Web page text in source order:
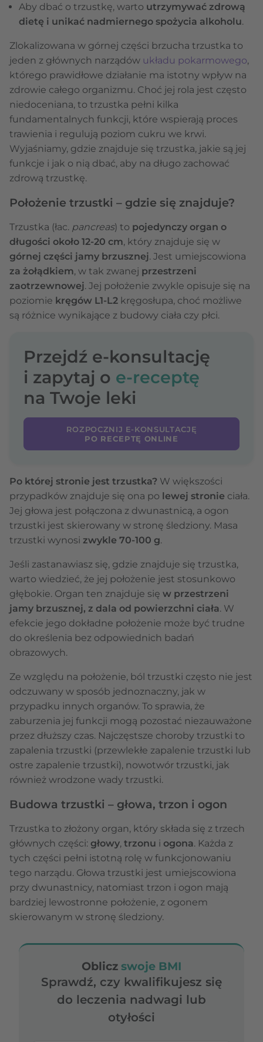
Aby dbać o trzustkę, warto utrzymywać zdrową
dietę i unikać nadmiernego spożycia alkoholu.
Zlokalizowana w górnej części brzucha trzustka to
jeden z głównych narządów układu pokarmowego,
którego prawidłowe działanie ma istotny wpływ na
zdrowie całego organizmu. Choć jej rola jest często
niedoceniana, to trzustka pełni kilka
fundamentalnych funkcji, które wspierają proces
trawienia i regulują poziom cukru we krwi.
Wyjaśniamy, gdzie znajduje się trzustka, jakie są jej
funkcje i jak o nią dbać, aby na długo zachować
zdrową trzustkę.
Położenie trzustki – gdzie się znajduje?
Trzustka (łac. pancreas) to pojedynczy organ o
długości około 12-20 cm, który znajduje się w
górnej części jamy brzusznej. Jest umiejscowiona
za żołądkiem, w tak zwanej przestrzeni
zaotrzewnowej. Jej położenie zwykle opisuje się na
poziomie kręgów L1-L2 kręgosłupa, choć możliwe
są różnice wynikające z budowy ciała czy płci.
Przejdź e-konsultację
i zapytaj o e-receptę
na Twoje leki
ROZPOCZNIJ E-KONSULTACJĘ
PO RECEPTĘ ONLINE
Po której stronie jest trzustka? W większości
przypadków znajduje się ona po lewej stronie ciała.
Jej głowa jest połączona z dwunastnicą, a ogon
trzustki jest skierowany w stronę śledziony. Masa
trzustki wynosi zwykle 70-100 g.
Jeśli zastanawiasz się, gdzie znajduje się trzustka,
warto wiedzieć, że jej położenie jest stosunkowo
głębokie. Organ ten znajduje się w przestrzeni
jamy brzusznej, z dala od powierzchni ciała. W
efekcie jego dokładne położenie może być trudne
do określenia bez odpowiednich badań
obrazowych.
Ze względu na położenie, ból trzustki często nie jest
odczuwany w sposób jednoznaczny, jak w
przypadku innych organów. To sprawia, że
zaburzenia jej funkcji mogą pozostać niezauważone
przez dłuższy czas. Najczęstsze choroby trzustki to
zapalenia trzustki (przewlekłe zapalenie trzustki lub
ostre zapalenie trzustki), nowotwór trzustki, jak
również wrodzone wady trzustki.
Budowa trzustki – głowa, trzon i ogon
Trzustka to złożony organ, który składa się z trzech
głównych części: głowy, trzonu i ogona. Każda z
tych części pełni istotną rolę w funkcjonowaniu
tego narządu. Głowa trzustki jest umiejscowiona
przy dwunastnicy, natomiast trzon i ogon mają
bardziej lewostronne położenie, z ogonem
skierowanym w stronę śledziony.
Oblicz swoje BMI
Sprawdź, czy kwalifikujesz się
do leczenia nadwagi lub
otyłości